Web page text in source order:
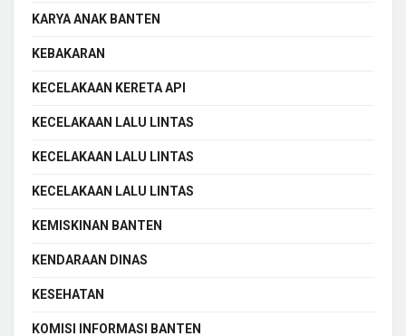
KARYA ANAK BANTEN
KEBAKARAN
KECELAKAAN KERETA API
KECELAKAAN LALU LINTAS
KECELAKAAN LALU LINTAS
KECELAKAAN LALU LINTAS
KEMISKINAN BANTEN
KENDARAAN DINAS
KESEHATAN
KOMISI INFORMASI BANTEN